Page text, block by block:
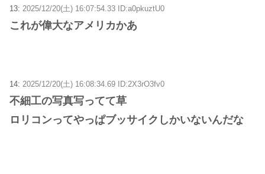
13: 2025/12/20(土) 16:07:54.33 ID:a0pkuztU0
これが偉大なアメリカかあ
14: 2025/12/20(土) 16:08:34.69 ID:2X3rO3fv0
不細工の写真写ってて草
ロリコンってやっぱブッサイクしかいないんだな